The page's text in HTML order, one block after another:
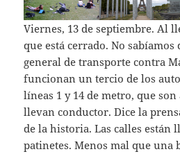
Viernes, 13 de septiembre. Al
que está cerrado. No
general de transporte contra
funcionan un tercio de los
líneas 1 y 14 de metro, que
llevan conductor. Dice la
de la historia. Las calles están
patinetes. Menos mal que una